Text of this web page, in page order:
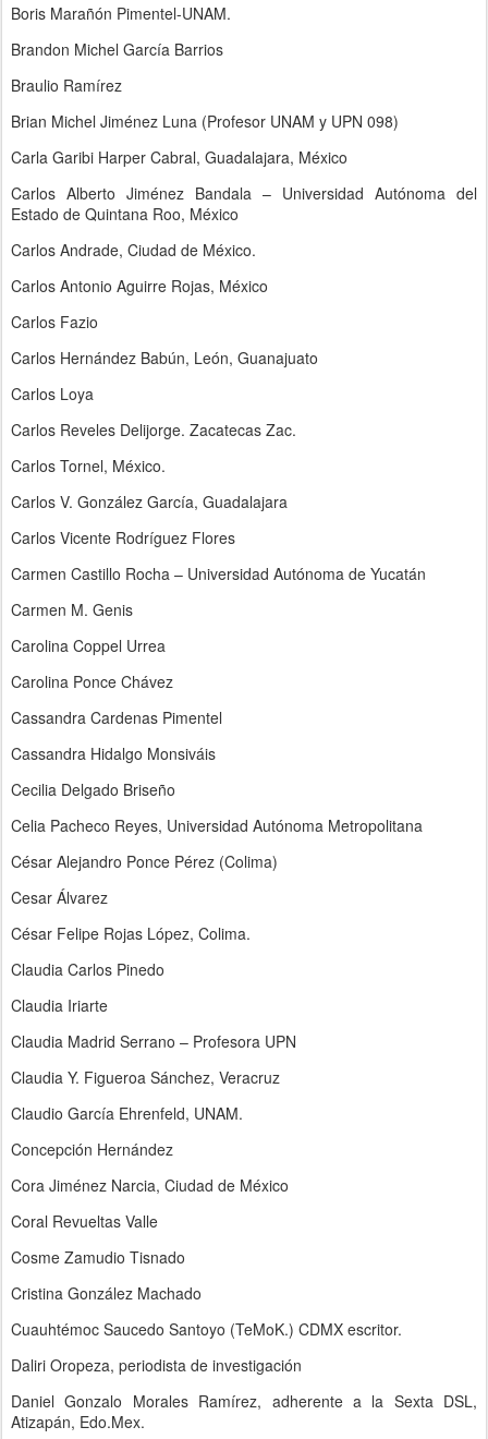
Boris Marañón Pimentel-UNAM.
Brandon Michel García Barrios
Braulio Ramírez
Brian Michel Jiménez Luna (Profesor UNAM y UPN 098)
Carla Garibi Harper Cabral, Guadalajara, México
Carlos Alberto Jiménez Bandala – Universidad Autónoma del
Estado de Quintana Roo, México
Carlos Andrade, Ciudad de México.
Carlos Antonio Aguirre Rojas, México
Carlos Fazio
Carlos Hernández Babún, León, Guanajuato
Carlos Loya
Carlos Reveles Delijorge. Zacatecas Zac.
Carlos Tornel, México.
Carlos V. González García, Guadalajara
Carlos Vicente Rodríguez Flores
Carmen Castillo Rocha – Universidad Autónoma de Yucatán
Carmen M. Genis
Carolina Coppel Urrea
Carolina Ponce Chávez
Cassandra Cardenas Pimentel
Cassandra Hidalgo Monsiváis
Cecilia Delgado Briseño
Celia Pacheco Reyes, Universidad Autónoma Metropolitana
César Alejandro Ponce Pérez (Colima)
Cesar Álvarez
César Felipe Rojas López, Colima.
Claudia Carlos Pinedo
Claudia Iriarte
Claudia Madrid Serrano – Profesora UPN
Claudia Y. Figueroa Sánchez, Veracruz
Claudio García Ehrenfeld, UNAM.
Concepción Hernández
Cora Jiménez Narcia, Ciudad de México
Coral Revueltas Valle
Cosme Zamudio Tisnado
Cristina González Machado
Cuauhtémoc Saucedo Santoyo (TeMoK.) CDMX escritor.
Daliri Oropeza, periodista de investigación
Daniel Gonzalo Morales Ramírez, adherente a la Sexta DSL,
Atizapán, Edo.Mex.